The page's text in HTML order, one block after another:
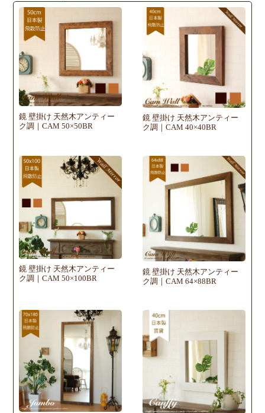
鏡 壁掛け 天然木アンティー
ク調｜CAM 50×50BR
鏡 壁掛け 天然木アンティー
ク調｜CAM 40×40BR
鏡 壁掛け 天然木アンティー
ク調｜CAM 50×100BR
鏡 壁掛け 天然木アンティー
ク調｜CAM 64×88BR